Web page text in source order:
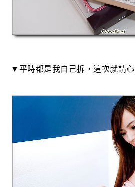
▼平時都是我自己拆，這次就請